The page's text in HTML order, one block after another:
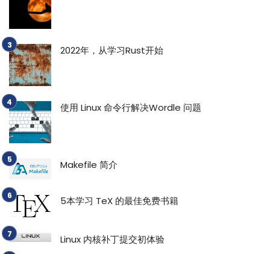
2022年，从学习Rust开始
使用 Linux 命令行解决Wordle 问题
Makefile 简介
5本学习 TeX 的最佳免费书籍
Linux 内核补丁提交初体验